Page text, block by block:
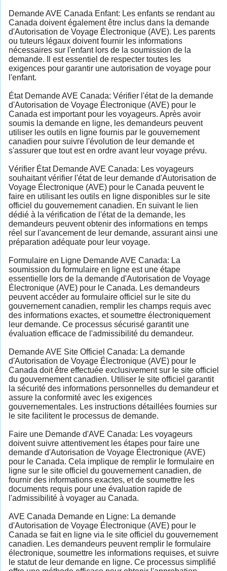
Demande AVE Canada Enfant: Les enfants se rendant au
Canada doivent également être inclus dans la demande
d'Autorisation de Voyage Électronique (AVE). Les parents
ou tuteurs légaux doivent fournir les informations
nécessaires sur l'enfant lors de la soumission de la
demande. Il est essentiel de respecter toutes les
exigences pour garantir une autorisation de voyage pour
l'enfant.
État Demande AVE Canada: Vérifier l'état de la demande
d'Autorisation de Voyage Électronique (AVE) pour le
Canada est important pour les voyageurs. Après avoir
soumis la demande en ligne, les demandeurs peuvent
utiliser les outils en ligne fournis par le gouvernement
canadien pour suivre l'évolution de leur demande et
s'assurer que tout est en ordre avant leur voyage prévu.
Vérifier État Demande AVE Canada: Les voyageurs
souhaitant vérifier l'état de leur demande d'Autorisation de
Voyage Électronique (AVE) pour le Canada peuvent le
faire en utilisant les outils en ligne disponibles sur le site
officiel du gouvernement canadien. En suivant le lien
dédié à la vérification de l'état de la demande, les
demandeurs peuvent obtenir des informations en temps
réel sur l'avancement de leur demande, assurant ainsi une
préparation adéquate pour leur voyage.
Formulaire en Ligne Demande AVE Canada: La
soumission du formulaire en ligne est une étape
essentielle lors de la demande d'Autorisation de Voyage
Électronique (AVE) pour le Canada. Les demandeurs
peuvent accéder au formulaire officiel sur le site du
gouvernement canadien, remplir les champs requis avec
des informations exactes, et soumettre électroniquement
leur demande. Ce processus sécurisé garantit une
évaluation efficace de l'admissibilité du demandeur.
Demande AVE Site Officiel Canada: La demande
d'Autorisation de Voyage Électronique (AVE) pour le
Canada doit être effectuée exclusivement sur le site officiel
du gouvernement canadien. Utiliser le site officiel garantit
la sécurité des informations personnelles du demandeur et
assure la conformité avec les exigences
gouvernementales. Les instructions détaillées fournies sur
le site facilitent le processus de demande.
Faire une Demande d'AVE Canada: Les voyageurs
doivent suivre attentivement les étapes pour faire une
demande d'Autorisation de Voyage Électronique (AVE)
pour le Canada. Cela implique de remplir le formulaire en
ligne sur le site officiel du gouvernement canadien, de
fournir des informations exactes, et de soumettre les
documents requis pour une évaluation rapide de
l'admissibilité à voyager au Canada.
AVE Canada Demande en Ligne: La demande
d'Autorisation de Voyage Électronique (AVE) pour le
Canada se fait en ligne via le site officiel du gouvernement
canadien. Les demandeurs peuvent remplir le formulaire
électronique, soumettre les informations requises, et suivre
le statut de leur demande en ligne. Ce processus simplifié